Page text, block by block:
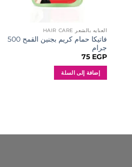
العنايه بالشعر HAIR CARE
فاتيكا حمام كريم بجنين القمح 500
جرام
75 EGP
إضافة إلى السلة